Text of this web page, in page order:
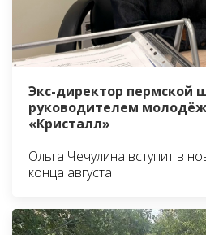
Экс-директор пермской
руководителем
«Кристалл»
Ольга Чечулина вступит в
конца августа